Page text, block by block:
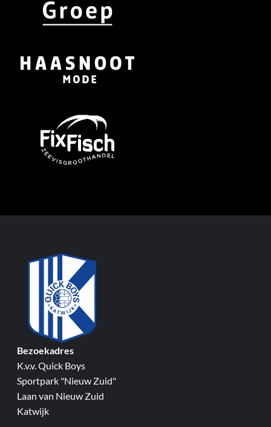
Bezoekadres
K.v.v. Quick Boys
Sportpark "Nieuw Zuid"
Laan van Nieuw Zuid
Katwijk